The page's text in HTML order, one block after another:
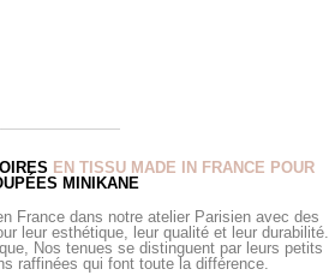
EN TISSU MADE IN FRANCE POUR
MINIKANE
France dans notre atelier Parisien avec des
leur esthétique, leur qualité et leur durabilité.
Nos tenues se distinguent par leurs petits
raffinées qui font toute la différence.